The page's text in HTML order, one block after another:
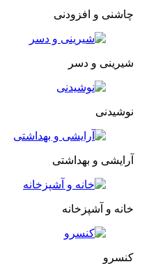
چاشنی و افزودنی
شیرینی و دسر
نوشیدنی
آرایشی و بهداشتی
خانه و آشپزخانه
کنسرو